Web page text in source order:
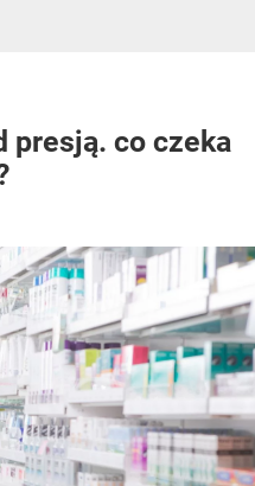
presją. co czeka